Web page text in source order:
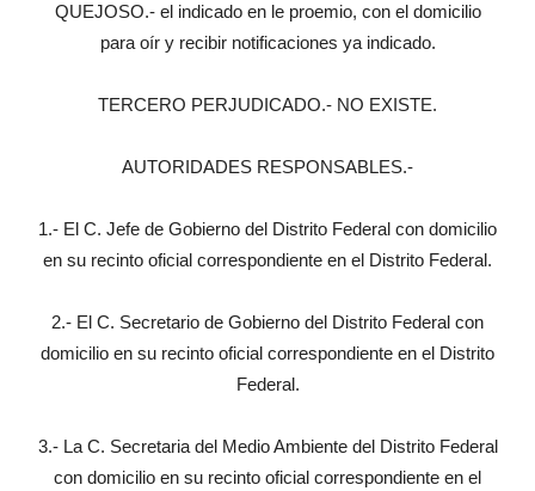
QUEJOSO.- el indicado en le proemio, con el domicilio
para oír y recibir notificaciones ya indicado.
TERCERO PERJUDICADO.- NO EXISTE.
AUTORIDADES RESPONSABLES.-
1.- El C. Jefe de Gobierno del Distrito Federal con domicilio
en su recinto oficial correspondiente en el Distrito Federal.
2.- El C. Secretario de Gobierno del Distrito Federal con
domicilio en su recinto oficial correspondiente en el Distrito
Federal.
3.- La C. Secretaria del Medio Ambiente del Distrito Federal
con domicilio en su recinto oficial correspondiente en el